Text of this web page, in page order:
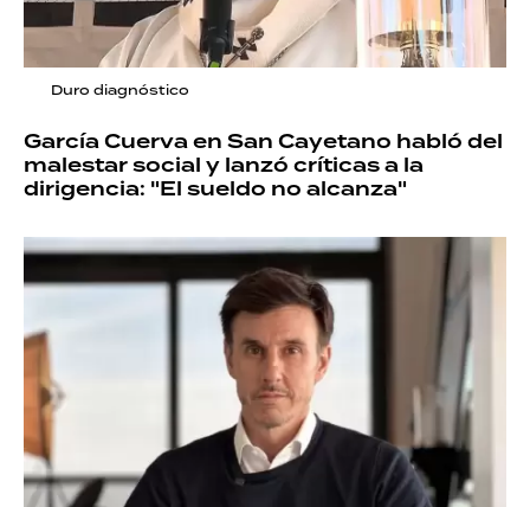
Duro diagnóstico
García Cuerva en San Cayetano habló del
malestar social y lanzó críticas a la
dirigencia: "El sueldo no alcanza"